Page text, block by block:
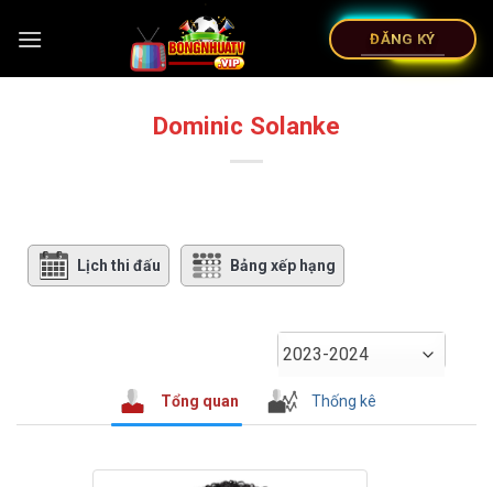
ĐĂNG KÝ
Dominic Solanke
Lịch thi đấu Bảng xếp hạng
2023-2024
Tổng quan Thống kê